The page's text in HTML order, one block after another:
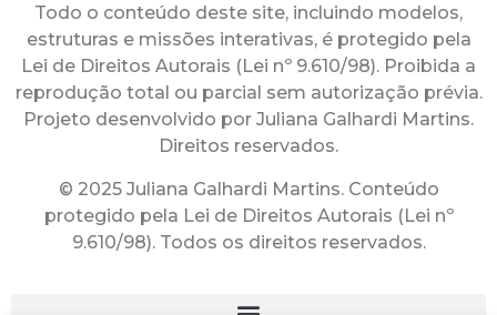
Todo o conteúdo deste site, incluindo modelos,
estruturas e missões interativas, é protegido pela
Lei de Direitos Autorais (Lei nº 9.610/98). Proibida a
reprodução total ou parcial sem autorização prévia.
Projeto desenvolvido por Juliana Galhardi Martins.
Direitos reservados.
© 2025 Juliana Galhardi Martins. Conteúdo
protegido pela Lei de Direitos Autorais (Lei nº
9.610/98). Todos os direitos reservados.